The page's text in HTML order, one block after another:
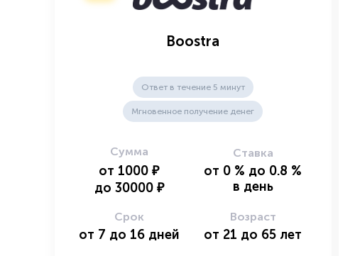
Boostra
Ответ в течение 5 минут
Мгновенное получение денег
Сумма
от 1000 ₽
до 30000 ₽
Ставка
от 0 % до 0.8 %
в день
Срок
от 7 до 16 дней
Возраст
от 21 до 65 лет